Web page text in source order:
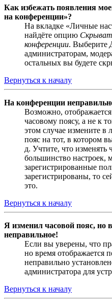
Как избежать появления
на конференции»?
На вкладке «Личные
найдёте опцию
конференции. Выберите
администраторам,
остальных вы будете
Вернуться к началу
На конференции
Возможно,
часовому поясу, а не к
этом случае измените в
пояс на тот, в котором
д. Учтите, что изменять
большинство настроек,
зарегистрированные
зарегистрированы, то
это.
Вернуться к началу
Я изменил часовой пояс, но
неправильное!
Если вы уверены, что
но время отображается
неправильно
администратора для
Вернуться к началу